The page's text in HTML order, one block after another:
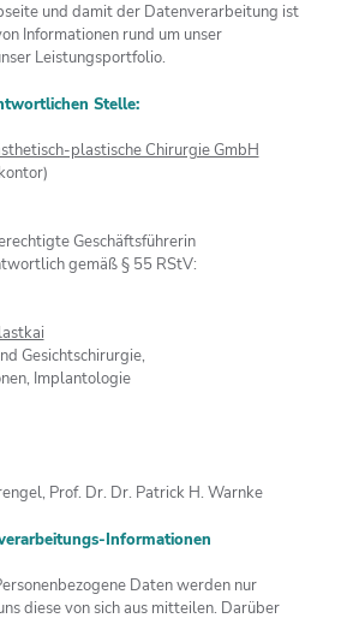
und damit der Datenverarbeitung ist
Informationen rund um unser
Leistungsportfolio.
Stelle:
plastische Chirurgie GmbH
Geschäftsführerin
gemäß § 55 RStV:
Gesichtschirurgie,
Implantologie
Prof. Dr. Dr. Patrick H. Warnke
Informationen
Daten werden nur
diese von sich aus mitteilen. Darüber